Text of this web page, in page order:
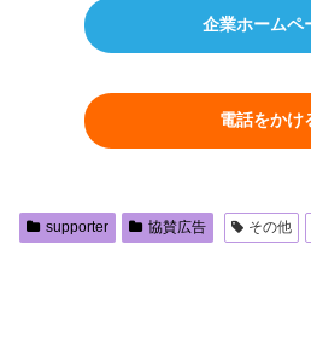
企業ホームペ
電話をかけ
supporter 協賛広告 その他